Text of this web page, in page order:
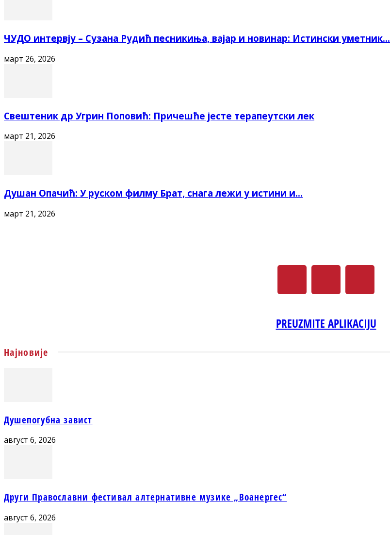
ЧУДО интервју – Сузана Рудић песникиња, вајар и новинар: Истински уметник...
март 26, 2026
Свештеник др Угрин Поповић: Причешће јесте терапеутски лек
март 21, 2026
Душан Опачић: У руском филму Брат, снага лежи у истини и...
март 21, 2026
PREUZMITE APLIKACIJU
Најновије
Душепогубна завист
август 6, 2026
Други Православни фестивал алтернативне музике „Воанергес“
август 6, 2026